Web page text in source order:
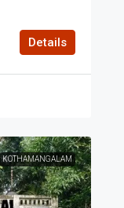
Details
KOTHAMANGALAM